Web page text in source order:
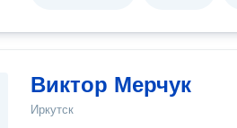
Виктор Мерчук
Иркутск